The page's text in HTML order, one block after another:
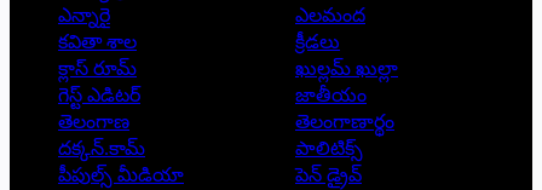
ఎన్నారై
ఎలమంద
కవితా శాల
క్రీడలు
క్లాస్ రూమ్
ఖుల్లమ్ ఖుల్లా
గెస్ట్ ఎడిటర్
జాతీయం
తెలంగాణ
తెలంగాణార్థం
దక్కన్.కామ్
పాలిటిక్స్
పీపుల్స్ ‌మీడియా
పెన్ డ్రైవ్